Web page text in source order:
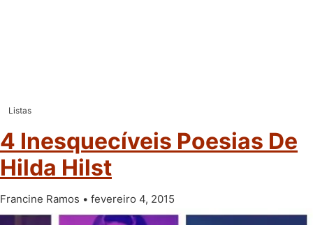
Listas
4 Inesquecíveis Poesias De
Hilda Hilst
Francine Ramos fevereiro 4, 2015